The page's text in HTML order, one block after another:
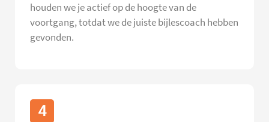
houden we je actief op de hoogte van de
voortgang, totdat we de juiste bijlescoach hebben
gevonden.
4